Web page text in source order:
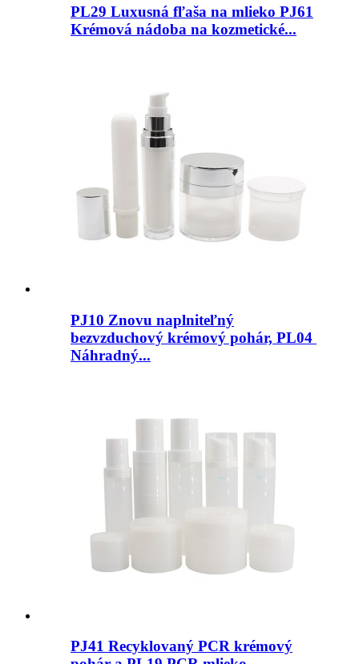
PL29 Luxusná fľaša na mlieko PJ61
Krémová nádoba na kozmetické...
PJ10 Znovu naplniteľný
bezvzduchový krémový pohár, PL04 ​​
Náhradný...
PJ41 Recyklovaný PCR krémový